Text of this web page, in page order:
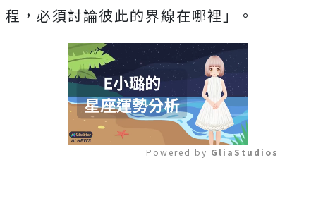
程，必須討論彼此的界線在哪裡」。
Powered by GliaStudios